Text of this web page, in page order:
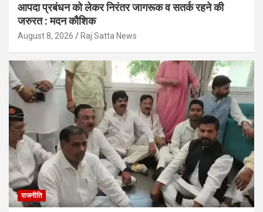
आपदा प्रबंधन को लेकर निरंतर जागरूक व सतर्क रहने की
जरुरत : मदन कौशिक
August 8, 2026 Raj Satta News
राजनीति